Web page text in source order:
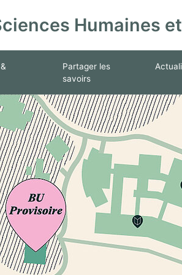
Humaines
Partager les
savoirs